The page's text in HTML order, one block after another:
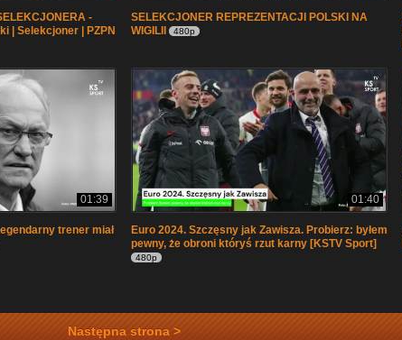
-
| Selekcjoner | PZPN
SELEKCJONER REPREZENTACJI POLSKI NA
WIGILII
480p
01:39
trener miał
01:40
Euro 2024. Szczęsny jak Zawisza. Probierz: byłem
pewny, że obroni któryś rzut karny [KSTV Sport]
480p
Następna strona >